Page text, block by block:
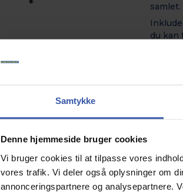
Samtykke
Denne hjemmeside bruger cookies
Vi bruger cookies til at tilpasse vores
vores trafik. Vi deler også oplysninger om
annonceringspartnere og analysepartnere.
samlet.
du kan